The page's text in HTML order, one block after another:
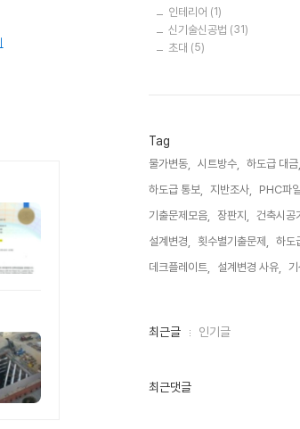
인테리어 (1)
신기술신공법 (31)
초대 (5)
Tag
물가변동, 시트방수, 하도급 대금,
하도급 통보,
지반조사, PHC파일,
기출문제모음,
장판지, 건축시공
설계변경,
횟수별기출문제, 하도
데크플레이트,
설계변경 사유, 기
최
인
최근글 인기글
최근댓글